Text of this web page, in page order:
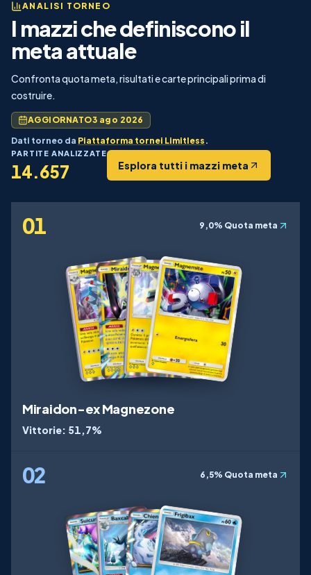
ANALISI TORNEO
I mazzi che definiscono il
meta attuale
Confronta quota meta, risultati e carte principali prima di
costruire.
AGGIORNATO3 ago 2026
Dati torneo da Piattaforma tornei Limitless .
PARTITE ANALIZZATE
14.657 Esplora tutti i mazzi meta
01 9,0% Quota meta
Miraidon-ex Magnezone
Vittorie: 51,7%
02 6,5% Quota meta